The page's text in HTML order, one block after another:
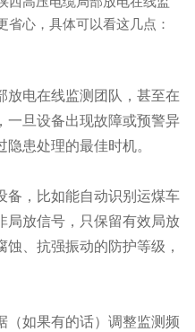
心，具体可以看这几点：
放电在线监测团队，甚至在
一旦设备出现故障或预警异
患处理的最佳时机。
备，比如能自动识别运煤车
局放信号，只保留有效局放
、抗强振动的防护等级，
（如果有的话）调整监测频